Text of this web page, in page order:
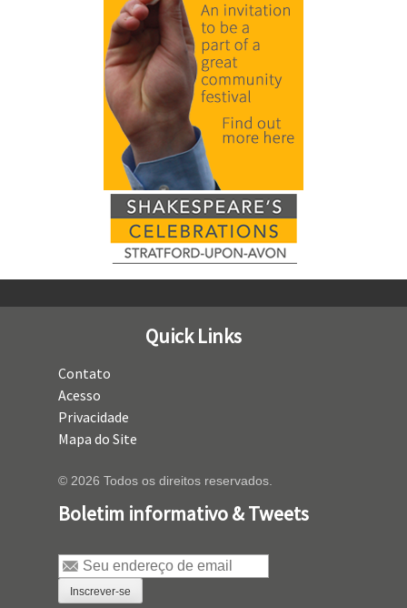
Quick Links
Contato
Acesso
Privacidade
Mapa do Site
© 2026 Todos os direitos reservados.
Boletim informativo & Tweets